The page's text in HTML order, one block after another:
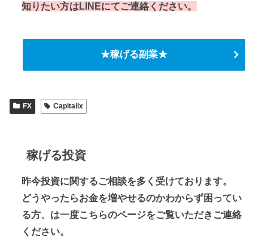
知りたい方はLINEにてご連絡ください。
★稼げる副業★
FX Capitalix
稼げる投資
昨今投資に関するご相談を多く受けております。
どうやったらお金を増やせるのかわからず困ってい
る方、は一度こちらのページをご覧いただきご連絡
ください。